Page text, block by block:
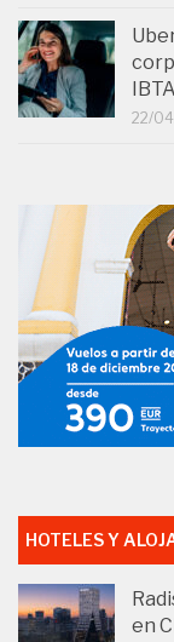
IBTA
22/
HOTELES Y
en